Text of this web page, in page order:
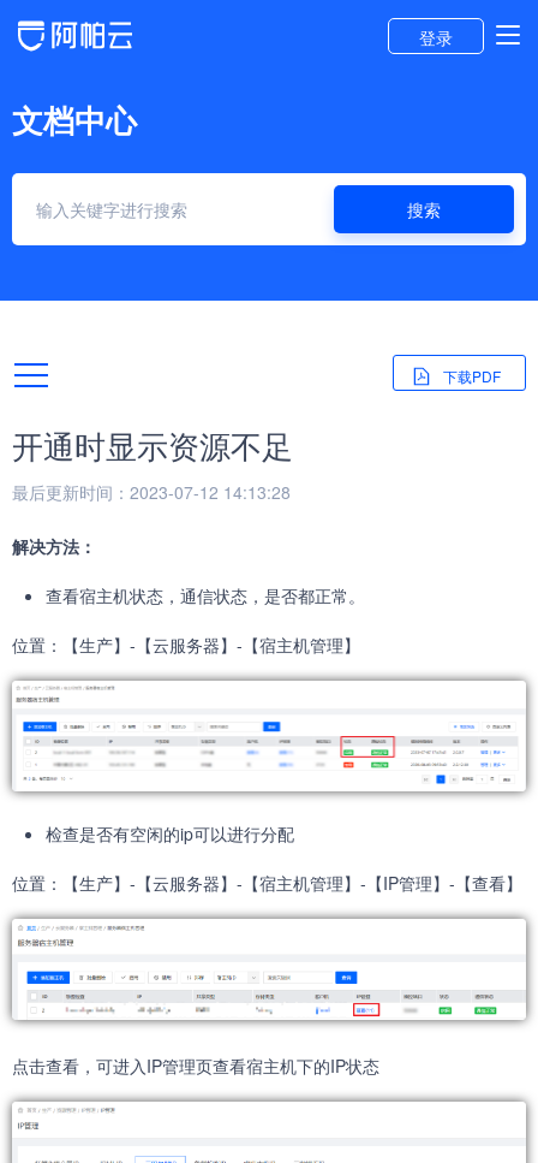
登录
文档中心
搜索
下载PDF
开通时显示资源不足
最后更新时间：2023-07-12 14:13:28
解决方法：
查看宿主机状态，通信状态，是否都正常。
位置：【生产】-【云服务器】-【宿主机管理】
检查是否有空闲的ip可以进行分配
位置：【生产】-【云服务器】-【宿主机管理】-【IP管理】-【查看】
点击查看，可进入IP管理页查看宿主机下的IP状态